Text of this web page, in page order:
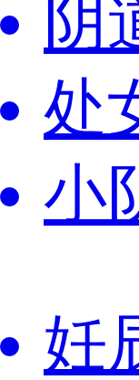
阴
处
小
妊